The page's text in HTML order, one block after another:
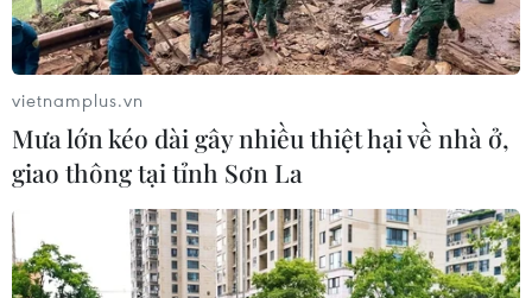
vietnamplus.vn
Mưa lớn kéo dài gây nhiều thiệt hại về nhà ở,
giao thông tại tỉnh Sơn La